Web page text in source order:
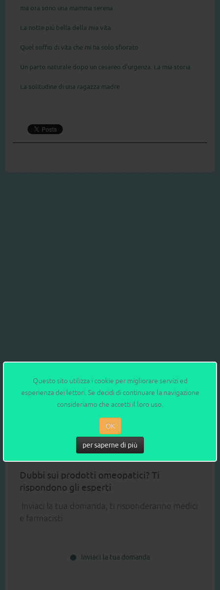
Questo sito utilizza i cookie per migliorare servizi ed
esperienza dei lettori. Se decidi di continuare la navigazione
consideriamo che accetti il loro uso.
OK
per saperne di più
ma ora sono una mamma serena
La notte più bella della mia vita
Quel soffio di vita che mi ha solo sfiorato
Un parto naturale dopo un cesareo d’urgenza. La mia storia
La solitudine di una ragazza madre
RACCONTACI LA TUA ESPERIENZA
Dubbi sui prodotti omeopatici? Ti
rispondono gli esperti
Inviaci la tua domanda, ti risponderanno medici
e farmacisti.
Inviaci la tua domanda